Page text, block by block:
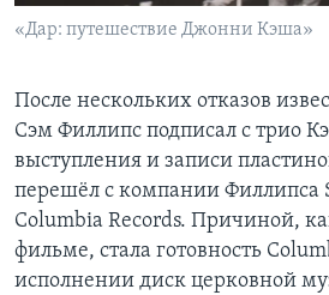
«Дар: путешествие Джонни Кэша»
После нескольких отказов
Сэм Филлипс подписал с трио
выступления и записи
перешёл с компании Филлипса
Columbia Records. Причиной,
фильме, стала готовность
исполнении диск церковной